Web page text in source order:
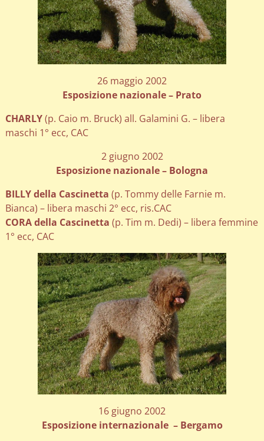
26 maggio 2002
Esposizione nazionale – Prato
CHARLY(p. Caio m. Bruck) all. Galamini G. – libera
maschi 1° ecc, CAC
2 giugno 2002
Esposizione nazionale – Bologna
BILLY della Cascinetta (p. Tommy delle Farnie m.
Bianca) – libera maschi 2° ecc, ris.CAC
CORA della Cascinetta (p. Tim m. Dedi) – libera femmine
1° ecc, CAC
16 giugno 2002
Esposizione internazionale – Bergamo